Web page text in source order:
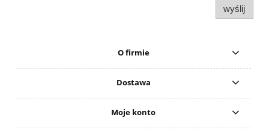
wyślij
O firmie
Dostawa
Moje konto